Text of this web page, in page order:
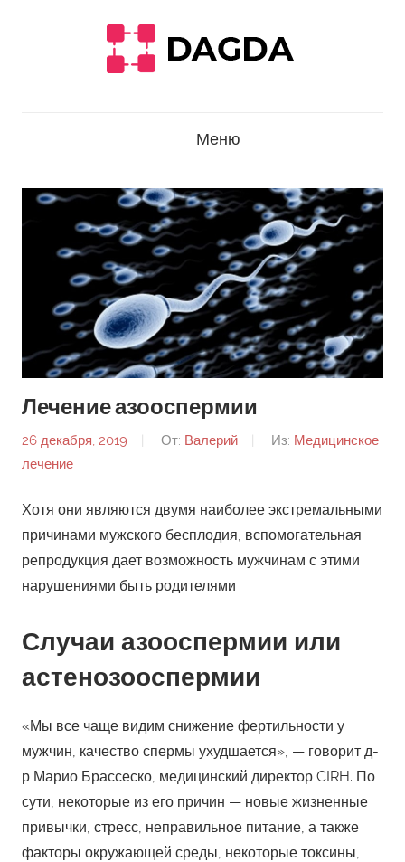
Меню
Лечение азооспермии
26 декабря, 2019 От: Валерий Из: Медицинское
лечение
Хотя они являются двумя наиболее экстремальными
причинами мужского бесплодия, вспомогательная
репродукция дает возможность мужчинам с этими
нарушениями быть родителями
Случаи азооспермии или
астенозооспермии
«Мы все чаще видим снижение фертильности у
мужчин, качество спермы ухудшается», — говорит д-
р Марио Брассеско, медицинский директор CIRH. По
сути, некоторые из его причин — новые жизненные
привычки, стресс, неправильное питание, а также
факторы окружающей среды, некоторые токсины,